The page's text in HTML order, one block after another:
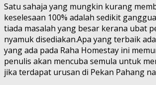
Satu sahaja yang mungkin kurang
keselesaan 100% adalah sedikit
tiada masalah yang besar kerana ubat
nyamuk disediakan.Apa yang terbaik
yang ada pada Raha Homestay ini
penulis akan mencuba semula untuk
jika terdapat urusan di Pekan Pahang